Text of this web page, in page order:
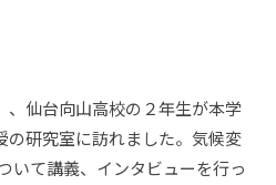
仙台向山高校の２年生が本学
の研究室に訪れました。気候変
いて講義、インタビューを行っ